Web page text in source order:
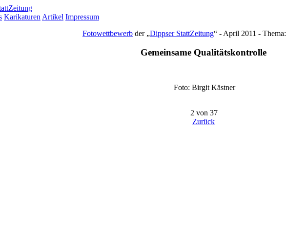
Karikaturen Artikel Impressum
Fotowettbewerb der „Dippser StattZeitung“ - April 2011 - Thema:
Gemeinsame Qualitätskontrolle
Foto: Birgit Kästner
2 von 37
Zurück